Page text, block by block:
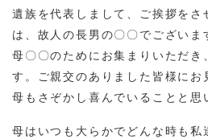
遺族を代表しまして、ご挨拶をさ
は、故人の長男の〇〇でございま
母〇〇のためにお集まりいただき
す。ご親交のありました皆様にお
母もさぞかし喜んでいることと思
母はいつも大らかでどんな時も